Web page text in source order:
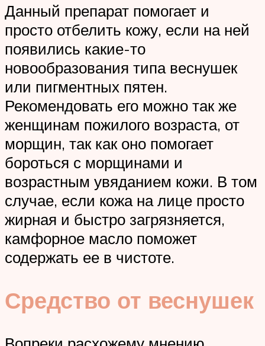
Данный препарат помогает и
просто отбелить кожу, если на ней
появились какие-то
новообразования типа веснушек
или пигментных пятен.
Рекомендовать его можно так же
женщинам пожилого возраста, от
морщин, так как оно помогает
бороться с морщинами и
возрастным увяданием кожи. В том
случае, если кожа на лице просто
жирная и быстро загрязняется,
камфорное масло поможет
содержать ее в чистоте.
Средство от веснушек